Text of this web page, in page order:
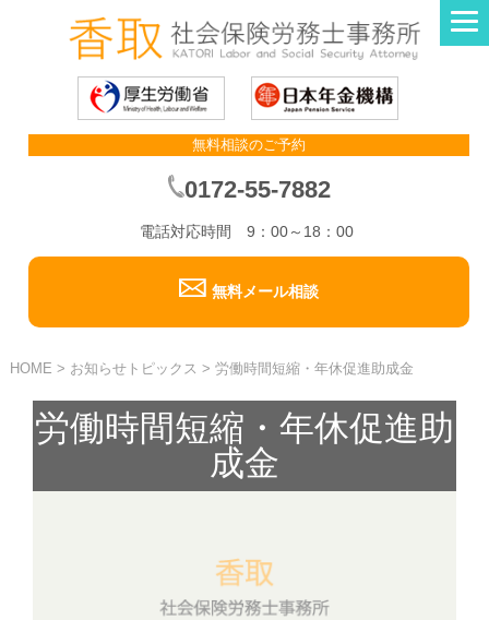
無料相談のご予約
0172-55-7882
電話対応時間 9：00～18：00
無料メール相談
HOME > お知らせトピックス > 労働時間短縮・年休促進助成金
労働時間短縮・年休促進助
成金